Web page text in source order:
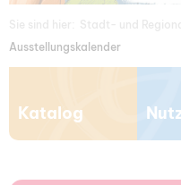
Ausstellungskalender
Katalog